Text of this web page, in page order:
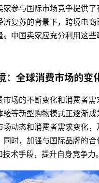
注册
家参与国际市场竞争提供了
济复苏的背景下，跨境电商
。中国卖家应充分利用这些
：全球消费市场的变
市场的不断变化和消费者
验等新型购物模式正逐渐成
场动态和消费者需求变化，
同时，加强与国际品牌的合
术手段，提升自身竞争力。